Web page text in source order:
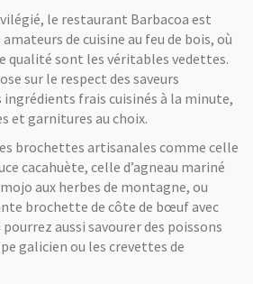
le restaurant Barbacoa est
de cuisine au feu de bois, où
qualité sont les véritables vedettes.
sur le respect des saveurs
ingrédients frais cuisinés à la minute,
et garnitures au choix.
brochettes artisanales comme celle
cacahuète, celle d’agneau mariné
aux herbes de montagne, ou
brochette de côte de bœuf avec
aussi savourer des poissons
galicien ou les crevettes de